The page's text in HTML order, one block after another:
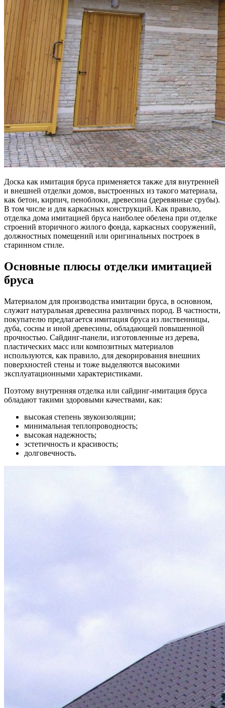
Доска как имитация бруса применяется также для внутренней
и внешней отделки домов, выстроенных из такого материала,
как бетон, кирпич, пеноблоки, древесина (деревянные срубы).
В том числе и для каркасных конструкций. Как правило,
отделка дома имитацией бруса наиболее обелена при отделке
строений вторичного жилого фонда, каркасных сооружений,
должностных помещений или оригинальных построек в
старинном стиле.
Основные плюсы отделки имитацией
бруса
Материалом для производства имитации бруса, в основном,
служит натуральная древесина различных пород. В частности,
покупателю предлагается имитация бруса из лиственницы,
дуба, сосны и иной древесины, обладающей повышенной
прочностью. Сайдинг-панели, изготовленные из дерева,
пластических масс или композитных материалов
используются, как правило, для декорирования внешних
поверхностей стены и тоже выделяются высокими
эксплуатационными характеристиками.
Поэтому внутренняя отделка или сайдинг-имитация бруса
обладают такими здоровыми качествами, как:
высокая степень звукоизоляции;
минимальная теплопроводность;
высокая надежность;
эстетичность и красивость;
долговечность.